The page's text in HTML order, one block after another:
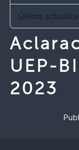
Última
UEP-
2023